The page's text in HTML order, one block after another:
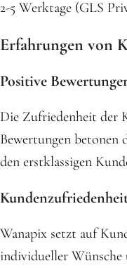
2-5 Werktage (GLS
Erfahrungen von
Positive
Die Zufriedenheit der
Bewertungen betonen
den erstklassigen
Wanapix setzt auf
individueller Wünsche